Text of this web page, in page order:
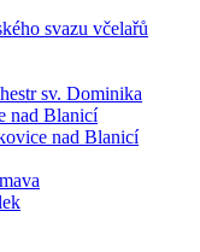
svazu včelařů
sv. Dominika
nad Blanicí
nad Blanicí